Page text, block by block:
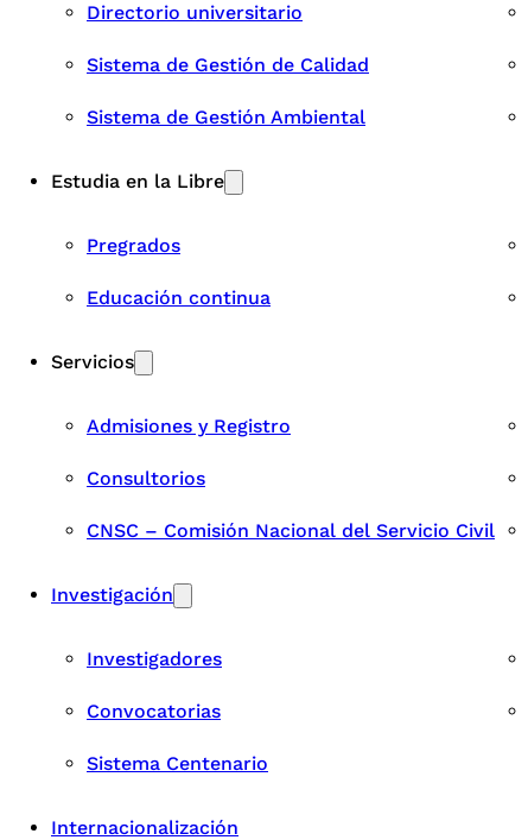
Directorio universitario
Sistema de Gestión de Calidad
Sistema de Gestión Ambiental
Estudia en la Libre
Pregrados
Educación continua
Servicios
Admisiones y Registro
Consultorios
CNSC – Comisión Nacional del Servicio Civil
Investigación
Investigadores
Convocatorias
Sistema Centenario
Internacionalización